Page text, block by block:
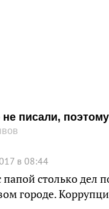
не писали,
в 08:44
папой столько дел
городе.